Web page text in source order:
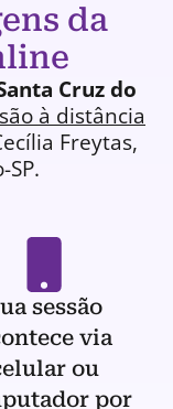
da
Cruz do
à distância
Freytas,
sessão
via
ou
por